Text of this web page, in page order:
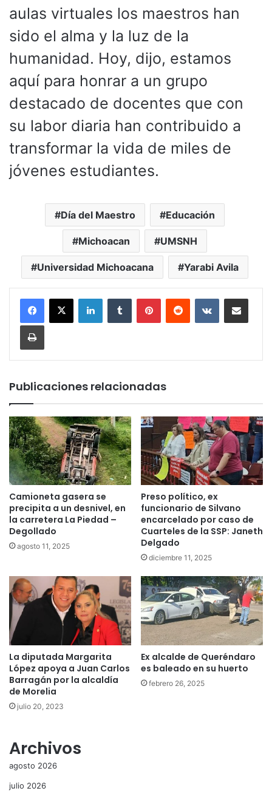
aulas virtuales los maestros han
sido el alma y la luz de la
humanidad. Hoy, dijo, estamos
aquí para honrar a un grupo
destacado de docentes que con
su labor diaria han contribuido a
transformar la vida de miles de
jóvenes estudiantes.
Día del Maestro Educación
Michoacan UMSNH
Universidad Michoacana Yarabi Avila
LinkedInTumblr PinterestReddit VKontakteCompartir por
Imprimir
Publicaciones relacionadas
Camioneta gasera se
precipita a un desnivel, en
la carretera La Piedad –
Degollado
agosto 11, 2025
Preso político, ex
funcionario de Silvano
encarcelado por caso de
Cuarteles de la SSP: Janeth
Delgado
diciembre 11, 2025
La diputada Margarita
López apoya a Juan Carlos
Barragán por la alcaldía
de Morelia
julio 20, 2023
Ex alcalde de Queréndaro
es baleado en su huerto
febrero 26, 2025
Archivos
agosto 2026
julio 2026